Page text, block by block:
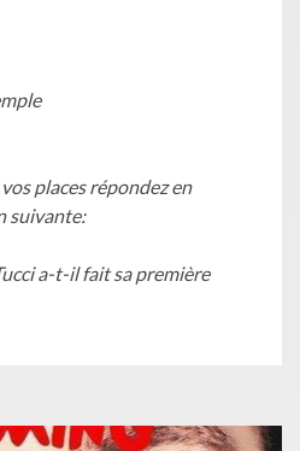
places répondez en
suivante:
a-t-il fait sa première